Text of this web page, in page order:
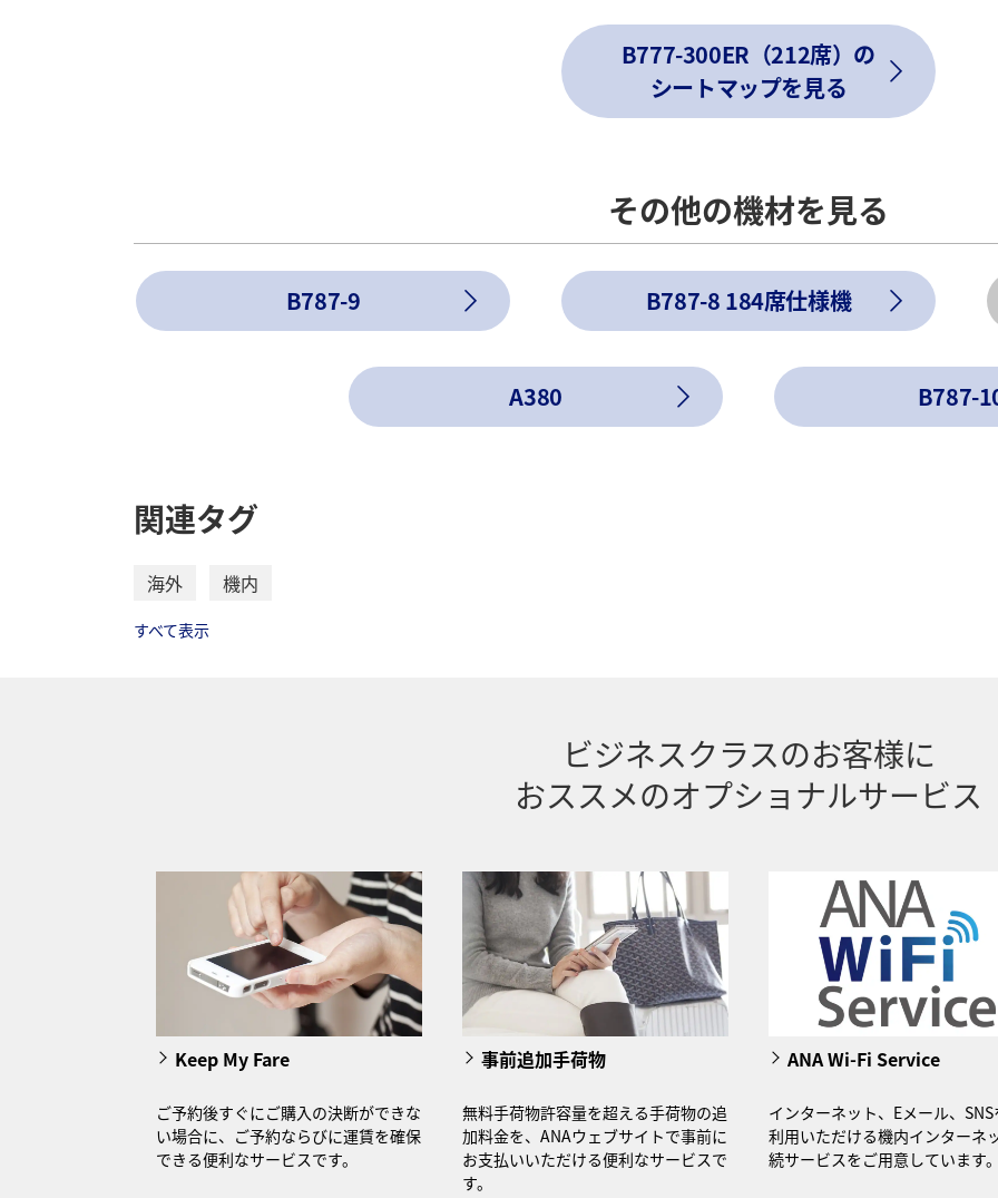
B777-300ER（212席）の
シートマップを見る
その他の機材を見る
B787-9 B787-8 184席仕様機
A380 B787-
関連タグ
海外 機内
すべて表示
ビジネスクラスのお客様に
おススメのオプショナルサービス
Keep My Fare
ご予約後すぐにご購入の決断ができな
い場合に、ご予約ならびに運賃を確保
できる便利なサービスです。
事前追加手荷物
無料手荷物許容量を超える手荷物の追
加料金を、ANAウェブサイトで事前に
お支払いいただける便利なサービスで
す。
ANA Wi-Fi Service
インターネット、Eメール、
利用いただける機内インターネ
続サービスをご用意しています